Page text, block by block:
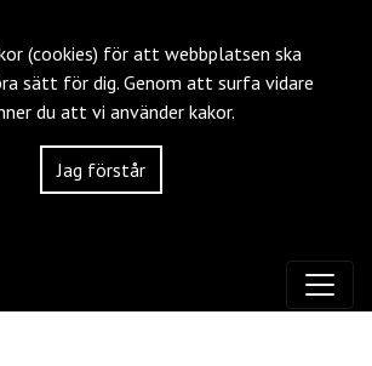
(cookies) för att webbplatsen ska
sätt för dig. Genom att surfa vidare
du att vi använder kakor.
Jag förstår